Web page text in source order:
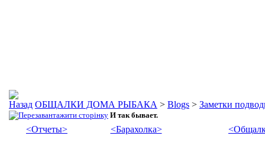
ОБЩАЛКИ ДОМА РЫБАКА > Blogs > Заметки
И так бывает.
<Отчеты> <Барахолка>